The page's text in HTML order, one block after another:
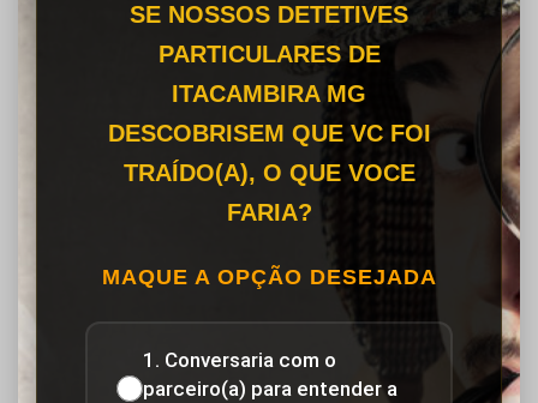
SE NOSSOS DETETIVES
PARTICULARES DE
ITACAMBIRA MG
DESCOBRISEM QUE VC FOI
TRAÍDO(A), O QUE VOCE
FARIA?
MAQUE A OPÇÃO DESEJADA
1. Conversaria com o
parceiro(a) para entender a